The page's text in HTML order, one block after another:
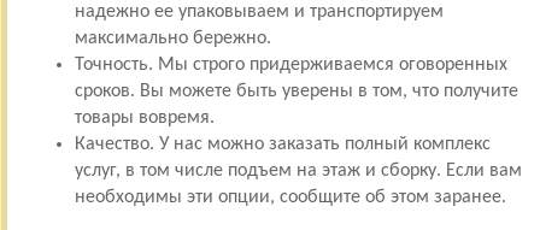
надежно ее упаковываем и транспортируем
максимально бережно.
Точность. Мы строго придерживаемся оговоренных
сроков. Вы можете быть уверены в том, что получите
товары вовремя.
Качество. У нас можно заказать полный комплекс
услуг, в том числе подъем на этаж и сборку. Если вам
необходимы эти опции, сообщите об этом заранее.